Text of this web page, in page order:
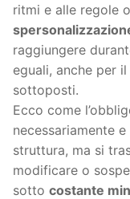
ritmi e alle regole
raggiungere
eguali, anche per
sottoposti.
Ecco come
necessariamente
struttura, ma si
modificare o
sotto costante